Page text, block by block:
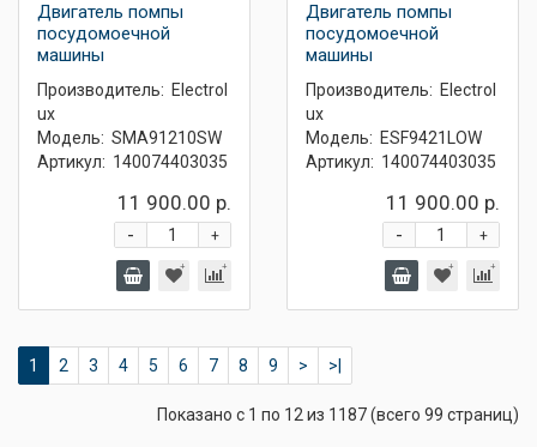
Двигатель помпы
посудомоечной
машины
Производитель: Electrol
ux
Модель: SMA91210SW
Артикул: 140074403035
11 900.00 р.
+
-
Двигатель помпы
посудомоечной
машины
Производитель: Electrol
ux
Модель: ESF9421LOW
Артикул: 140074403035
11 900.00 р.
+
-
1 2 3 4 5 6 7 8 9 > >|
Показано с 1 по 12 из 1187 (всего 99 страниц)